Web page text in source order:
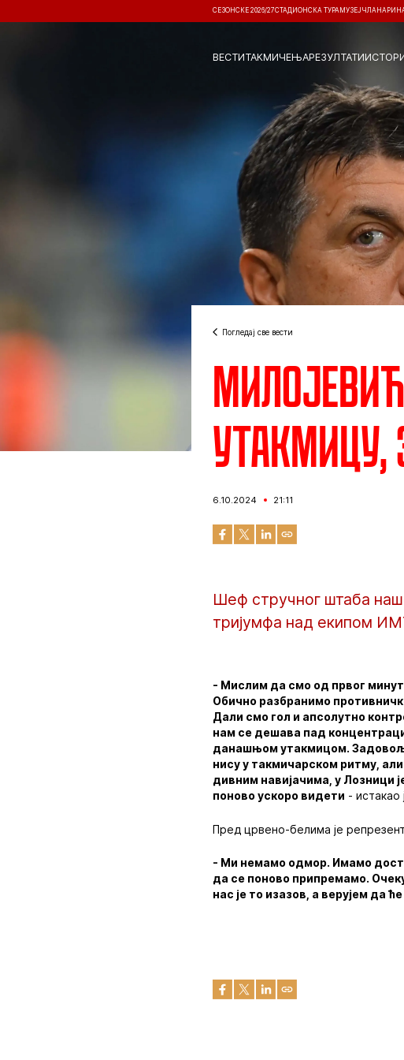
СЕЗОНСКЕ 2026/27СТАДИОНСКА ТУРА МУЗЕЈ
ВЕСТИТАКМИЧЕЊАРЕЗУЛТАТИ
Погледај све вести
6.10.2024 21:11
Шеф стручног штаба
тријумфа над екипом
- Мислим да смо од првог
Обично разбранимо
Дали смо гол и апсолутно
нам се дешава пад
данашњом утакмицом.
нису у такмичарском ритму,
дивним навијачима, у Лозници
поново ускоро видети - истакао
Пред црвено-белима је
- Ми немамо одмор. Имамо
да се поново припремамо.
нас је то изазов, а верујем да